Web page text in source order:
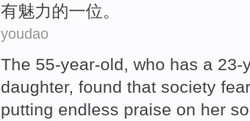
有魅力的一位。
youdao
The 55-year-old , who has a 23-
daughter, found that society
putting endless praise on her